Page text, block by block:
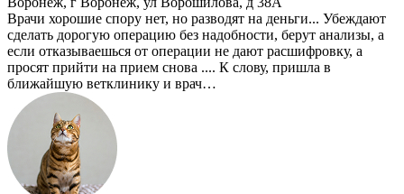
Врачи хорошие спору нет, но разводят на деньги... Убеждают
сделать дорогую операцию без надобности, берут анализы, а
если отказываешься от операции не дают расшифровку, а
просят прийти на прием снова .... К слову, пришла в
ближайшую ветклинику и врач…